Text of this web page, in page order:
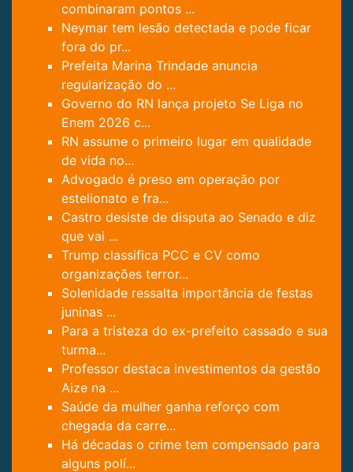
combinaram pontos ...
Neymar tem lesão detectada e pode ficar
fora do pr...
Prefeita Marina Trindade anuncia
regularização do ...
Governo do RN lança projeto Se Liga no
Enem 2026 c...
RN assume o primeiro lugar em qualidade
de vida no...
Advogado é preso em operação por
estelionato e fra...
Castro desiste de disputa ao Senado e diz
que vai ...
Trump classifica PCC e CV como
organizações terror...
Solenidade ressalta importância de festas
juninas ...
Para a tristeza do ex-prefeito cassado e sua
turma...
Professor destaca investimentos da gestão
Aize na ...
Saúde da mulher ganha reforço com
chegada da carre...
Há décadas o crime tem compensado para
alguns polí...